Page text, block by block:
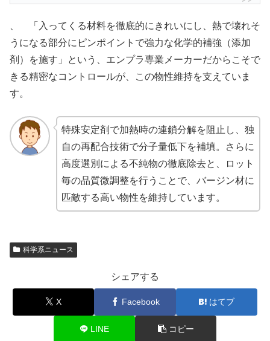
、 「入ってくる材料を徹底的にきれいにし、熱で壊れそ
うになる部分にピンポイントで強力な化学的補強（添加
剤）を施す」という、エンプラ専業メーカーだからこそで
きる精密なコントロールが、この物性維持を支えていま
す。
特殊安定剤で加熱時の連鎖分解を阻止し、独
自の再配合技術で分子量低下を補填。さらに
高度選別による不純物の徹底除去と、ロット
毎の品質微調整を行うことで、バージン材に
匹敵する高い物性を維持しています。
科学系ニュース
シェアする
X Facebook はてブ
LINE コピー